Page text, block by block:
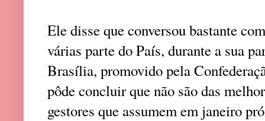
Ele disse que conversou bastante
várias parte do País, durante a sua
Brasília, promovido pela
pôde concluir que não são das
gestores que assumem em janeiro